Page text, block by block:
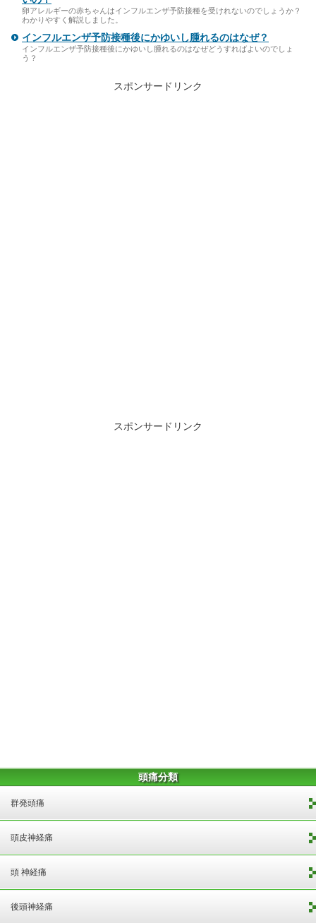
卵アレルギーの赤ちゃんはインフルエンザ予防接種を受けれないのでしょうか？
わかりやすく解説しました。
インフルエンザ予防接種後にかゆいし腫れるのはなぜ？
インフルエンザ予防接種後にかゆいし腫れるのはなぜどうすればよいのでしょ
う？
スポンサードリンク
スポンサードリンク
頭痛分類
群発頭痛
頭皮神経痛
頭 神経痛
後頭神経痛